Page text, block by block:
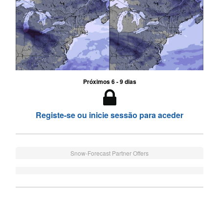
Próximos 6 - 9 dias
Registe-se ou inicie sessão para aceder
Snow-Forecast Partner Offers